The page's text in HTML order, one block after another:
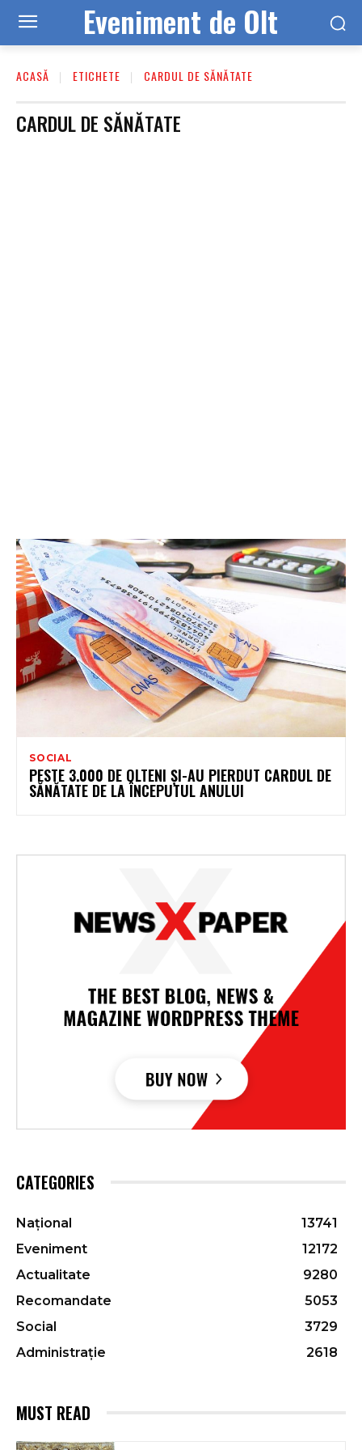
Eveniment de Olt
ACASĂ ETICHETE CARDUL DE SĂNĂTATE
CARDUL DE SĂNĂTATE
SOCIAL
PESTE 3.000 DE OLTENI ȘI-AU PIERDUT CARDUL DE
SĂNĂTATE DE LA ÎNCEPUTUL ANULUI
CATEGORIES
Național
13741
Eveniment
12172
Actualitate
9280
Recomandate
5053
Social
3729
Administrație
2618
MUST READ